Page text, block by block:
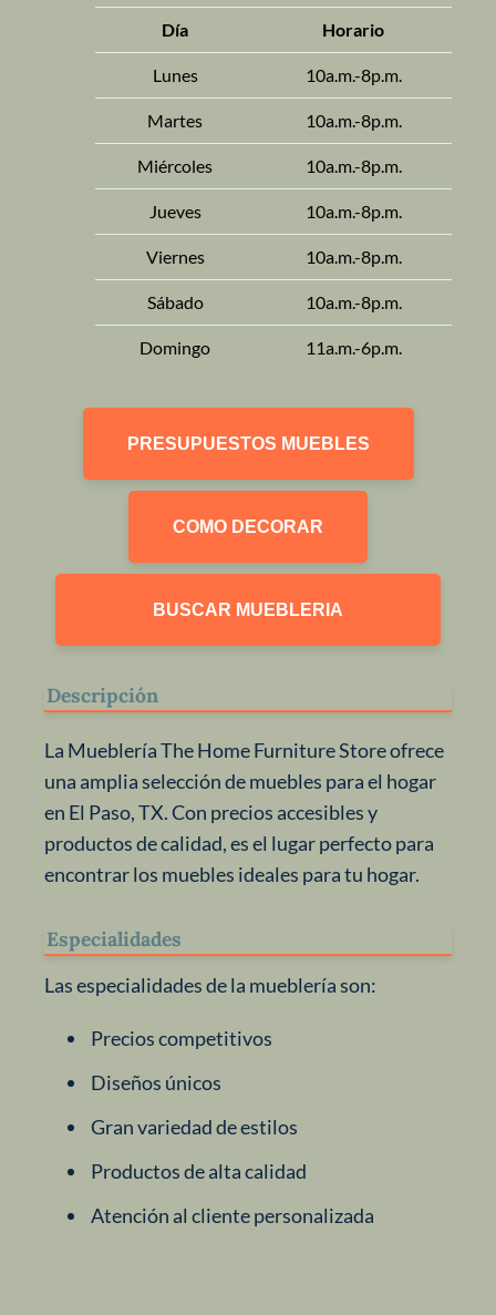
Día Horario
Lunes 10a.m.-8p.m.
Martes 10a.m.-8p.m.
Miércoles 10a.m.-8p.m.
Jueves 10a.m.-8p.m.
Viernes 10a.m.-8p.m.
Sábado 10a.m.-8p.m.
Domingo 11a.m.-6p.m.
PRESUPUESTOS MUEBLES
COMO DECORAR
BUSCAR MUEBLERIA
Descripción
La Mueblería The Home Furniture Store ofrece
una amplia selección de muebles para el hogar
en El Paso, TX. Con precios accesibles y
productos de calidad, es el lugar perfecto para
encontrar los muebles ideales para tu hogar.
Especialidades
Las especialidades de la mueblería son:
Precios competitivos
Diseños únicos
Gran variedad de estilos
Productos de alta calidad
Atención al cliente personalizada